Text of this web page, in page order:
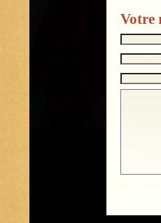
Votre